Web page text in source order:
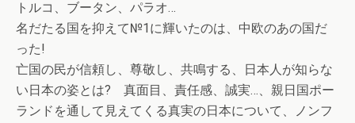
トルコ、ブータン、パラオ…
名だたる国を抑えて№1に輝いたのは、中欧のあの国だ
った!
亡国の民が信頼し、尊敬し、共鳴する、日本人が知らな
い日本の姿とは? 真面目、責任感、誠実…、親日国ポー
ランドを通して見えてくる真実の日本について、ノンフ